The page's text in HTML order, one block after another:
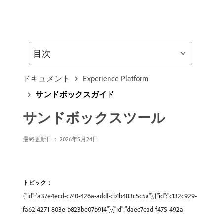
ドキュメント
Experience Platform
サンドボックスガイド
サンドボックスツール
最終更新日： 2026年5月24日
トピック：
{"id":"a37e4ecd-c740-426a-addf-cb1b483c5c5a"},{"id":"c132d929-
fa62-4271-803e-b823be07b914"},{"id":"daec7ead-f475-492a-
目次